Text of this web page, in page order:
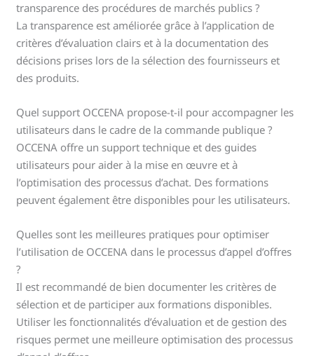
transparence des procédures de marchés publics ?
La transparence est améliorée grâce à l’application de
critères d’évaluation clairs et à la documentation des
décisions prises lors de la sélection des fournisseurs et
des produits.
Quel support OCCENA propose-t-il pour accompagner les
utilisateurs dans le cadre de la commande publique ?
OCCENA offre un support technique et des guides
utilisateurs pour aider à la mise en œuvre et à
l’optimisation des processus d’achat. Des formations
peuvent également être disponibles pour les utilisateurs.
Quelles sont les meilleures pratiques pour optimiser
l’utilisation de OCCENA dans le processus d’appel d’offres
?
Il est recommandé de bien documenter les critères de
sélection et de participer aux formations disponibles.
Utiliser les fonctionnalités d’évaluation et de gestion des
risques permet une meilleure optimisation des processus